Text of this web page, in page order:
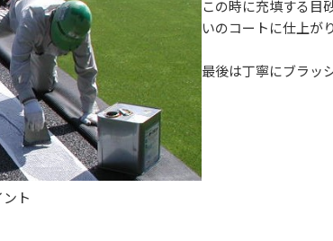
ト
この時に充填する目
いのコートに仕上が
最後は丁寧にブラッ